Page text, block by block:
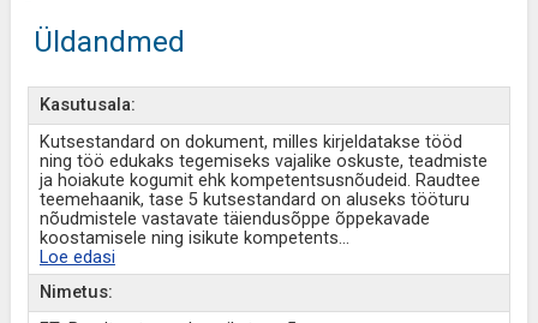
Üldandmed
Kasutusala:
Kutsestandard on dokument, milles kirjeldatakse tööd
ning töö edukaks tegemiseks vajalike oskuste, teadmiste
ja hoiakute kogumit ehk kompetentsusnõudeid. Raudtee
teemehaanik, tase 5 kutsestandard on aluseks tööturu
nõudmistele vastavate täiendusõppe õppekavade
koostamisele ning isikute kompetents...
Loe edasi
Nimetus: